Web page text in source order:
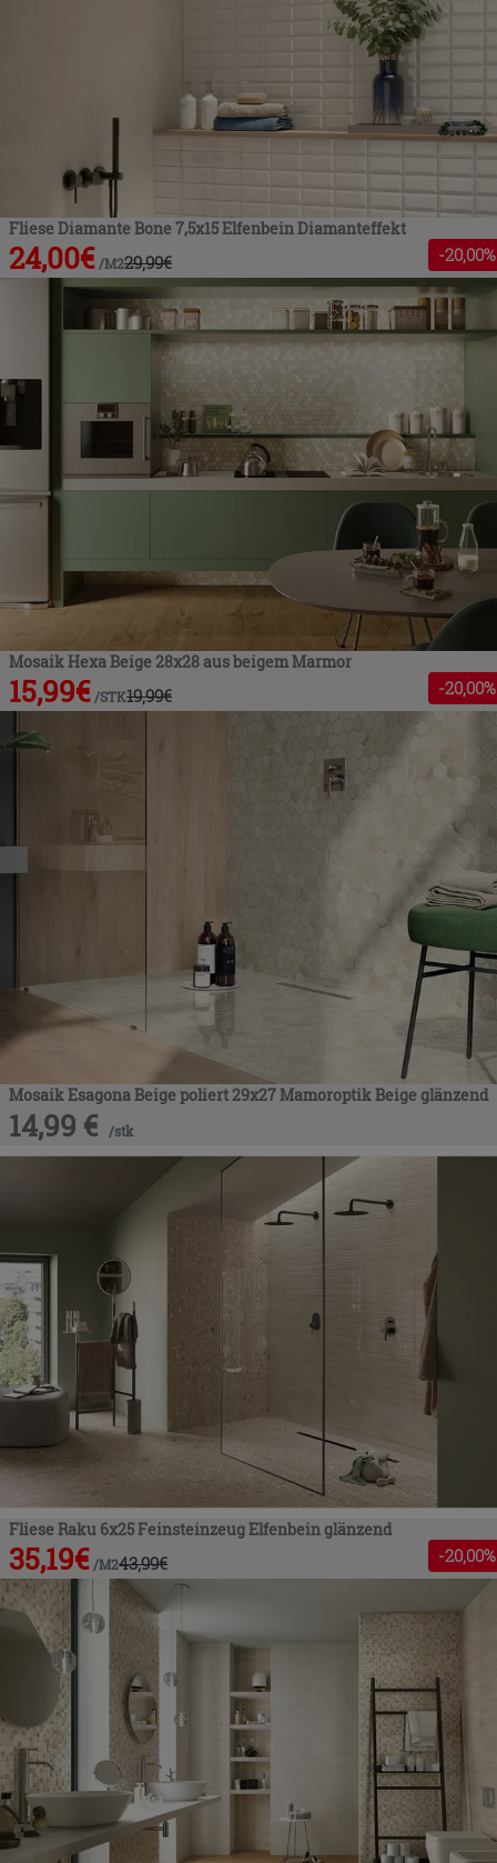
Fliese Diamante Bone 7,5x15 Elfenbein Diamanteffekt
24,00€ /M229,99€ -20,00%
Mosaik Hexa Beige 28x28 aus beigem Marmor
15,99€ /STK19,99€ -20,00%
Mosaik Esagona Beige poliert 29x27 Mamoroptik Beige glänzend
14,99 € /stk
Fliese Raku 6x25 Feinsteinzeug Elfenbein glänzend
35,19€ /M243,99€ -20,00%